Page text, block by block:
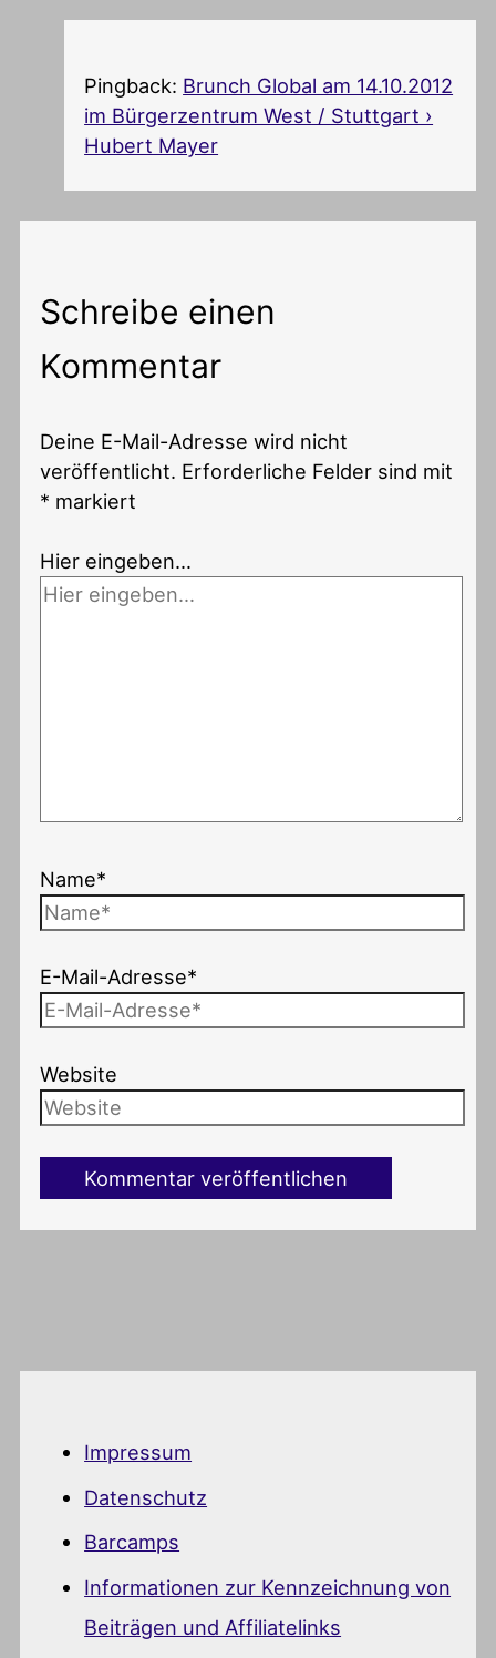
Pingback: Brunch Global am 14.10.2012
im Bürgerzentrum West / Stuttgart ›
Hubert Mayer
Schreibe einen
Kommentar
Deine E-Mail-Adresse wird nicht
veröffentlicht. Erforderliche Felder sind mit
* markiert
Hier eingeben…
Name*
E-Mail-Adresse*
Website
Impressum
Datenschutz
Barcamps
Informationen zur Kennzeichnung von
Beiträgen und Affiliatelinks